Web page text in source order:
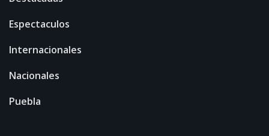
Espectaculos
Internacionales
Nacionales
Puebla